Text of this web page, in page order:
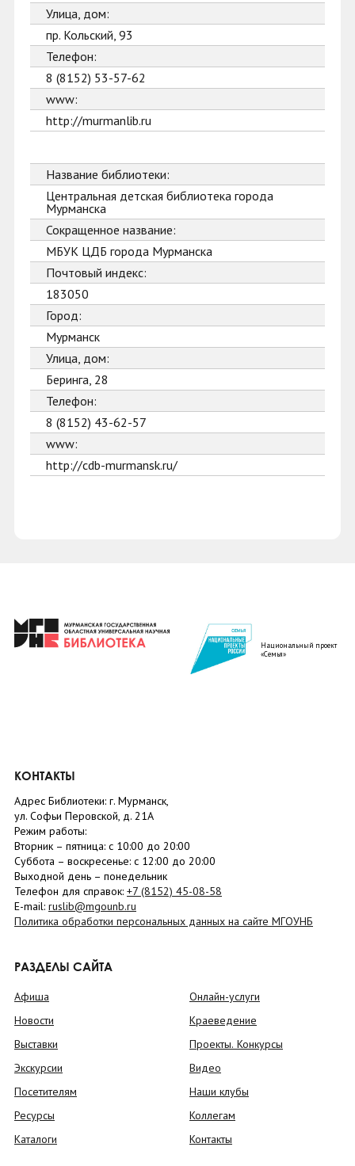
Улица, дом:
пр. Кольский, 93
Телефон:
8 (8152) 53-57-62
www:
http://murmanlib.ru
Название библиотеки:
Центральная детская библиотека города
Мурманска
Сокращенное название:
МБУК ЦДБ города Мурманска
Почтовый индекс:
183050
Город:
Мурманск
Улица, дом:
Беринга, 28
Телефон:
8 (8152) 43-62-57
www:
http://cdb-murmansk.ru/
Национальный проект
«Семья»
КОНТАКТЫ
Адрес Библиотеки: г. Мурманск,
ул. Софьи Перовской, д. 21А
Режим работы:
Вторник – пятница: с 10:00 до 20:00
Суббота – воскресенье: c 12:00 до 20:00
Выходной день – понедельник
Телефон для справок: +7 (8152) 45-08-58
E-mail: ruslib@mgounb.ru
Политика обработки персональных данных на сайте МГОУНБ
РАЗДЕЛЫ САЙТА
Афиша
Новости
Выставки
Экскурсии
Посетителям
Ресурсы
Каталоги
Онлайн-услуги
Краеведение
Проекты. Конкурсы
Видео
Наши клубы
Коллегам
Контакты